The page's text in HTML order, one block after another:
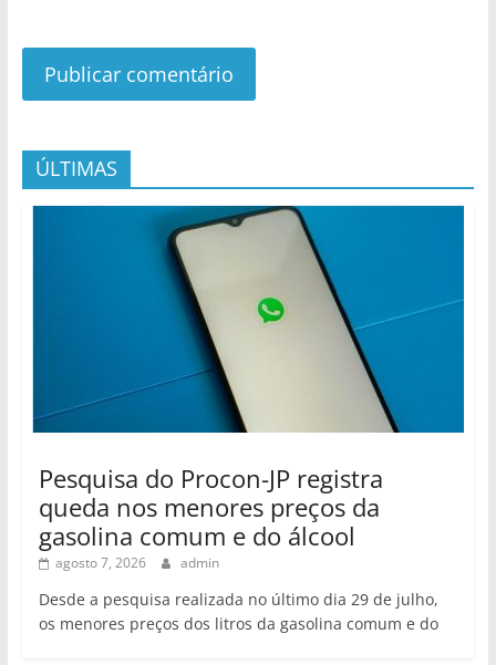
ÚLTIMAS
Pesquisa do Procon-JP registra
queda nos menores preços da
gasolina comum e do álcool
agosto 7, 2026 admin
Desde a pesquisa realizada no último dia 29 de julho,
os menores preços dos litros da gasolina comum e do